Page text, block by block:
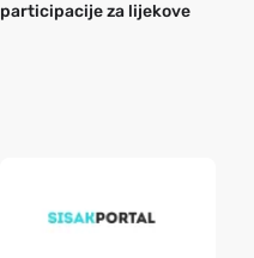
participacije za lijekove